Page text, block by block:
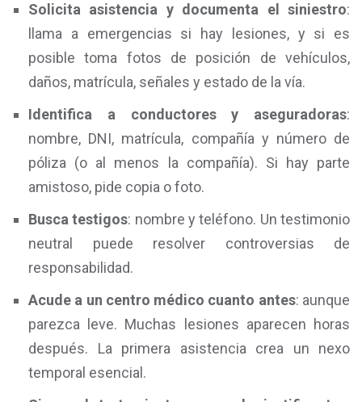
Solicita asistencia y documenta el siniestro:
llama a emergencias si hay lesiones, y si es
posible toma fotos de posición de vehículos,
daños, matrícula, señales y estado de la vía.
Identifica a conductores y aseguradoras:
nombre, DNI, matrícula, compañía y número de
póliza (o al menos la compañía). Si hay parte
amistoso, pide copia o foto.
Busca testigos: nombre y teléfono. Un testimonio
neutral puede resolver controversias de
responsabilidad.
Acude a un centro médico cuanto antes: aunque
parezca leve. Muchas lesiones aparecen horas
después. La primera asistencia crea un nexo
temporal esencial.